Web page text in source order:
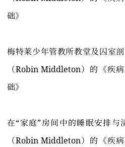
础》
梅特莱少年管教所教堂及囚室
（Robin Middleton）的《疾
础》
在“家庭”房间中的睡眠安排与
（Robin Middleton）的《疾